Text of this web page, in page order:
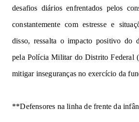
desafios diários enfrentados pelos
constantemente com estressee situaç
disso, ressalta oimpacto positivo do
pela Polícia Militar do Distrito Federal
mitigar inseguranças no exercício da
**Defensores na linhadefrente dainfân